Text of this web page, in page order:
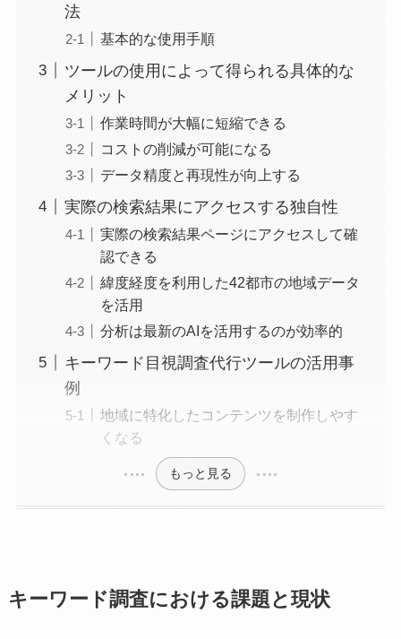
法
基本的な使用手順
ツールの使用によって得られる具体的な
メリット
作業時間が大幅に短縮できる
コストの削減が可能になる
データ精度と再現性が向上する
実際の検索結果にアクセスする独自性
実際の検索結果ページにアクセスして確
認できる
緯度経度を利用した42都市の地域データ
を活用
分析は最新のAIを活用するのが効率的
キーワード目視調査代行ツールの活用事
例
地域に特化したコンテンツを制作しやす
くなる
もっと見る
キーワード調査における課題と現状